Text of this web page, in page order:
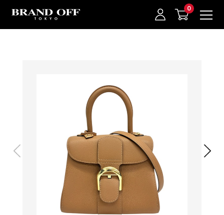
中古名牌業界No.1的BRAND OFF。BRAND OFF官網購物/h1>